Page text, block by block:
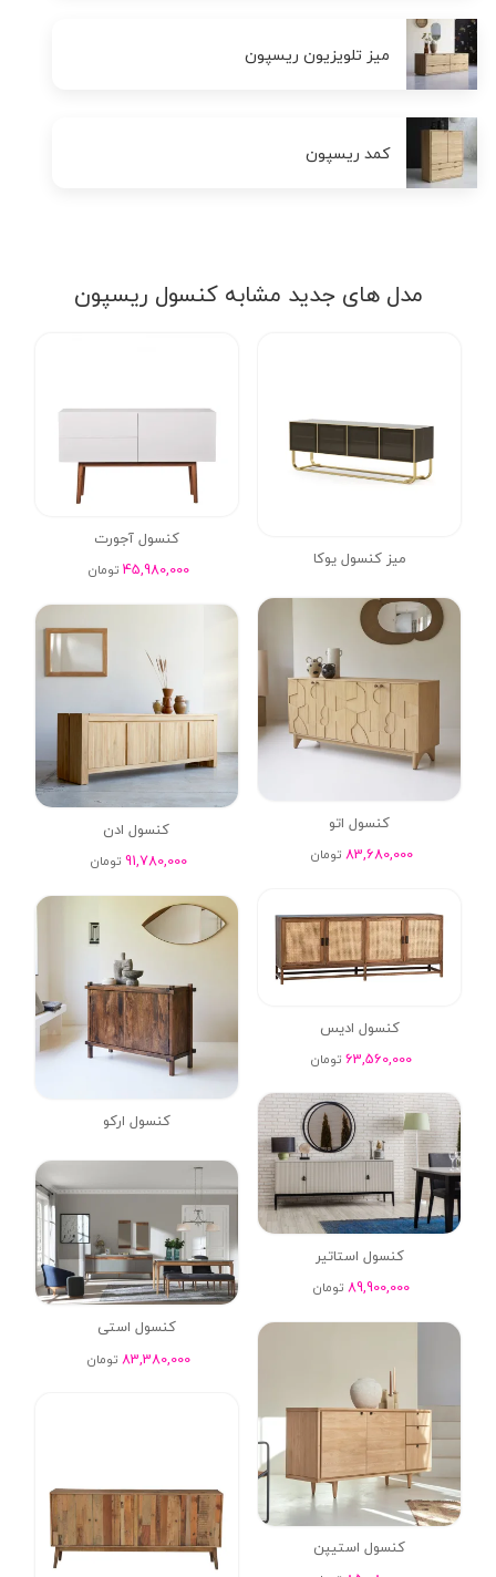
میز تلویزیون ریسپون
کمد ریسپون
مدل های جدید مشابه کنسول ریسپون
میز کنسول یوکا
کنسول آجورت
45,980,000 تومان
کنسول اتو
83,680,000 تومان
کنسول ادن
91,780,000 تومان
کنسول ادیس
63,560,000 تومان
کنسول ارکو
کنسول استاتیر
89,900,000 تومان
کنسول استی
83,380,000 تومان
کنسول استیپن